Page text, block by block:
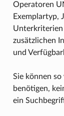
Operatoren
Exemplartyp,
Unterkriterien
zusätzlichen
und
Sie können
benötigen,
ein